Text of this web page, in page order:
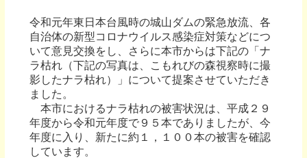
令和元年東日本台風時の城山ダムの緊急放流、各
自治体の新型コロナウイルス感染症対策などにつ
いて意見交換をし、さらに本市からは下記の「ナ
ラ枯れ（下記の写真は、こもれびの森視察時に撮
影したナラ枯れ）」について提案させていただき
ました。
本市におけるナラ枯れの被害状況は、平成２９
年度から令和元年度で９５本でありましたが、今
年度に入り、新たに約１，１００本の被害を確認
しています。